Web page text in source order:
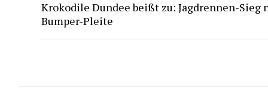
Krokodile Dundee beißt zu: Jagdrennen-Sieg
Bumper-Pleite